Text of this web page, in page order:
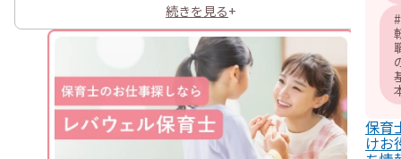
#
保育
けお
続きを見る+